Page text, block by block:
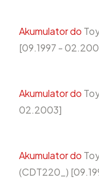
Akumulator do
[09.1997 -
Akumulator do
02.2003]
Akumulator do
(CDT220_)